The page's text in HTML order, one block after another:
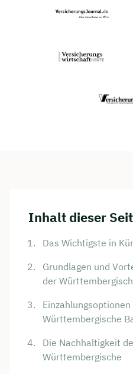
Inhalt dieser
Das Wichtigste in
Grundlagen und
der
Württembergische
Die Nachhaltigkeit
Württembergische